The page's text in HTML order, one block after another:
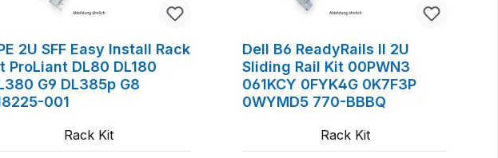
2U SFF Easy Install Rack
ProLiant DL80 DL180
G9 DL385p G8
001
Rack Kit
Dell B6 ReadyRails II 2U
Sliding Rail Kit 00PWN3
061KCY 0FYK4G 0K7F3P
0WYMD5 770-BBBQ
Rack Kit